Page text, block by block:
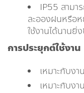
IP55 สามา
ละอองฝนหรือ
ใช้งานได้นานยิ่
การประยุกต์ใช้งาน​​
เหมาะกับง
เหมาะกับง